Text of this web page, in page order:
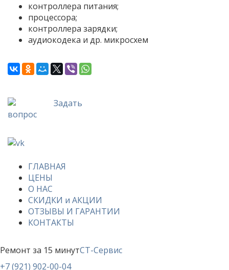
контроллера питания;
процессора;
контроллера зарядки;
аудиокодека и др. микросхем
Задать
вопрос
ГЛАВНАЯ
ЦЕНЫ
О НАС
СКИДКИ и АКЦИИ
ОТЗЫВЫ И ГАРАНТИИ
КОНТАКТЫ
Ремонт за 15 минутСТ-Сервис
+7 (921) 902-00-04